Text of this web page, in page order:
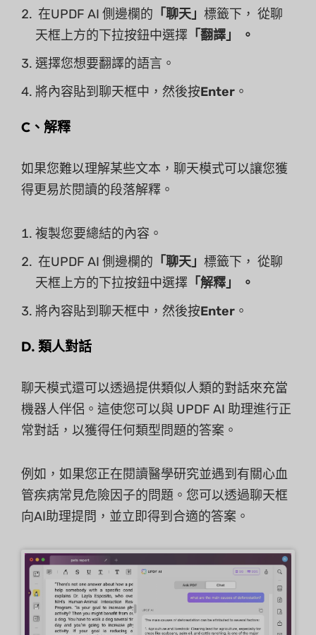
在UPDF AI 側邊欄的 「聊天」 標籤下， 從聊
天框上方的下拉按鈕中選擇 「翻譯」 。
選擇您想要翻譯的語言。
將內容貼到聊天框中，然後按Enter 。
C、解釋
如果您難以理解某些文本，聊天模式可以讓您獲
得更易於閱讀的段落解釋。
複製您要總結的內容。
在UPDF AI 側邊欄的 「聊天」 標籤下， 從聊
天框上方的下拉按鈕中選擇 「解釋」 。
將內容貼到聊天框中，然後按Enter 。
D. 類人對話
聊天模式還可以透過提供類似人類的對話來充當
機器人伴侶。這使您可以與 UPDF AI 助理進行正
常對話，以獲得任何類型問題的答案。
例如，如果您正在閱讀醫學研究並遇到有關心血
管疾病常見危險因子的問題。您可以透過聊天框
向AI助理提問，並立即得到合適的答案。